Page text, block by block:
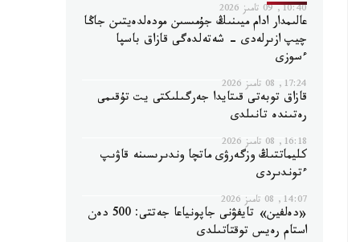
10:40, 09 تامىز 2026
عالىمدار ادام ميىنىڭ جۇمىسىن مودەلدەيتىن جاڭا
چيپ ازىرلەدى - شەتەلدەگى قازاق باسپا
ءسوزى
17:24, 08 تامىز 2026
قازاق توبەتى قىتايدا جەرگىلىكتى يت تۇقىمى
رەتىندە تانىلدى
16:18, 08 تامىز 2026
كليماتتىڭ وزگەرۋى ماتچا وندىرىسىنە قاۋىپ
ءتوندىردى
14:07, 08 تامىز 2026
«دەلفين» تايفۋنى جاپونياعا جەتتى: 500 دەن
استام رەيس توقتاتىلدى